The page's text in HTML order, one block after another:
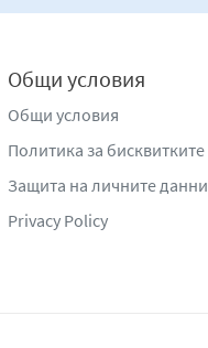
Общи условия
Общи условия
Политика за бисквитките
Защита на личните данни
Privacy Policy